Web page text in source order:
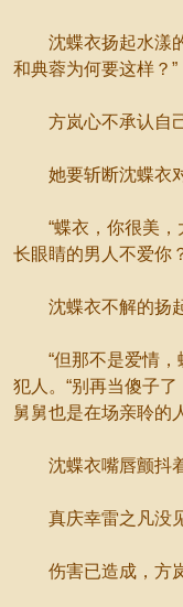
沈蝶衣扬起水漾的
和典蓉为何要这样？”
方岚心不承认自己
她要斩断沈蝶衣对
“蝶衣，你很美，大
长眼睛的男人不爱你
沈蝶衣不解的扬起
“但那不是爱情，蝶
犯人。“别再当傻子
舅舅也是在场亲聆的
沈蝶衣嘴唇颤抖着
真庆幸雷之凡没见
伤害已造成，方岚